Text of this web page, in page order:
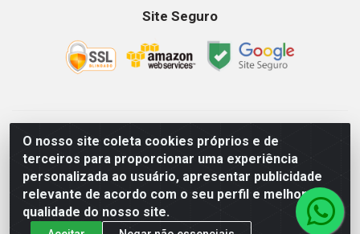
O nosso site coleta cookies próprios e de
terceiros para proporcionar uma experiência
personalizada ao usuário, apresentar publicidade
relevante de acordo com o seu perfil e melhorar a
qualidade do nosso site.
Site Seguro
GKSEG EPI Maquinas e Equipamentos LTDA - Av. Getulio
Vargas, 2066 Centro, Imperatriz/MA - CEP 65.903-280 - CNPJ
11.191.946/0001-07 - Horários: Segunda-Sexta 08as18hs,
Sábados 08as12hs